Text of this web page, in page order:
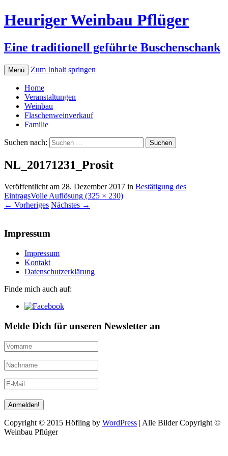
Heuriger Weinbau Pflüger
Eine traditionell geführte Buschenschank
Menü Zum Inhalt springen
Home
Veranstaltungen
Weinbau
Flaschenweinverkauf
Familie
Suchen nach:
NL_20171231_Prosit
Veröffentlicht am 28. Dezember 2017 in Bestätigung des
EintragsVolle Auflösung (325 × 230)
← Vorheriges Nächstes →
Impressum
Impressum
Kontakt
Datenschutzerklärung
Finde mich auch auf:
Melde Dich für unseren Newsletter an
Copyright © 2015 Höfling by WordPress | Alle Bilder Copyright ©
Weinbau Pflüger